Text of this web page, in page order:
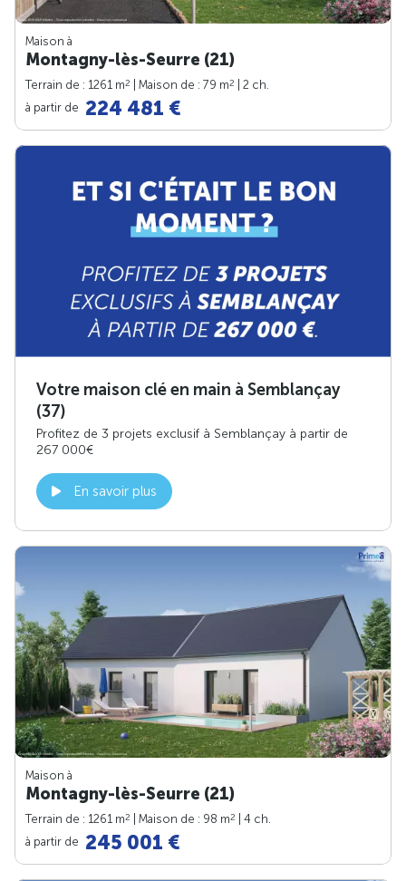
Maison à
Montagny-lès-Seurre (21)
Terrain de : 1261 m2 | Maison de : 79 m2
| 2 ch.
à partir de 224 481 €
Votre maison clé en main à Semblançay
(37)
Profitez de 3 projets exclusif à Semblançay à partir de
267 000€
En savoir plus
Maison à
Montagny-lès-Seurre (21)
Terrain de : 1261 m2 | Maison de : 98 m2
| 4 ch.
à partir de 245 001 €